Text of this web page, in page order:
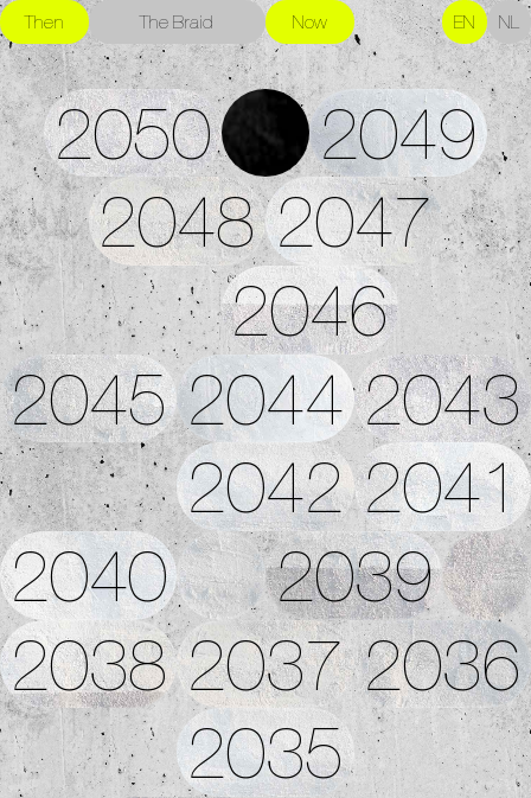
Then The Braid Now EN NL
2050
2049
2048 2047
2046
2045 2044 2043
2042 2041
2040
2039
2038 2037 2036
2035